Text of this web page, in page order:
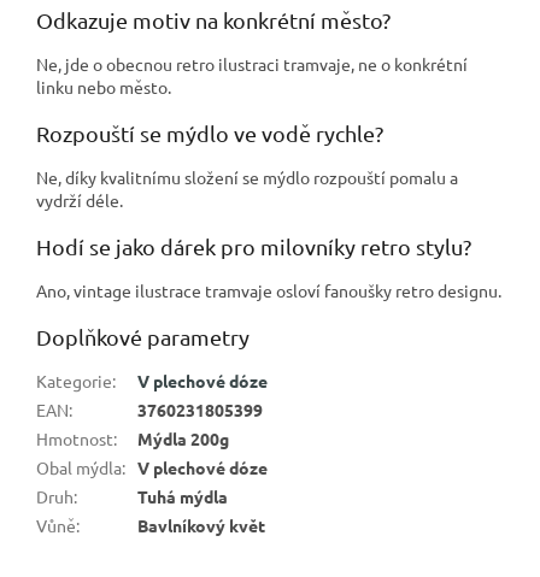
Odkazuje motiv na konkrétní město?
Ne, jde o obecnou retro ilustraci tramvaje, ne o konkrétní
linku nebo město.
Rozpouští se mýdlo ve vodě rychle?
Ne, díky kvalitnímu složení se mýdlo rozpouští pomalu a
vydrží déle.
Hodí se jako dárek pro milovníky retro stylu?
Ano, vintage ilustrace tramvaje osloví fanoušky retro designu.
Doplňkové parametry
Kategorie:
V plechové dóze
EAN:
3760231805399
Hmotnost:
Mýdla 200g
Obal mýdla: V plechové dóze
Druh:
Tuhá mýdla
Vůně: Bavlníkový květ